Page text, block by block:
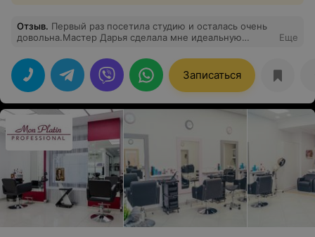
Отзыв. Первый раз посетила студию и осталась очень
довольна.Мастер Дарья сделала мне идеальную
профиссионально выполнила маникюр
Мария(специалист по бровям )шикарно сделала
коррекцию и окраску бровей Атмосфера и
администратор супер
Еще
Записаться